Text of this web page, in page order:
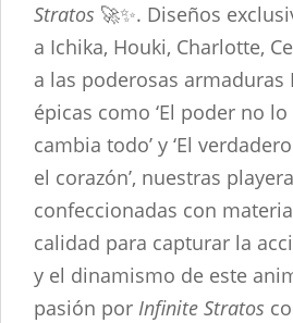
Stratos 🚀✨. Diseños
a Ichika, Houki, Charlotte,
a las poderosas armaduras
épicas como ‘El poder no
cambia todo’ y ‘El
el corazón’, nuestras
confeccionadas con
calidad para capturar la
y el dinamismo de este
pasión por Infinite Stratos